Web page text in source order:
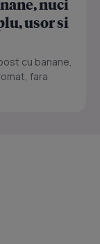
nuci
usor si
cu banane,
fara